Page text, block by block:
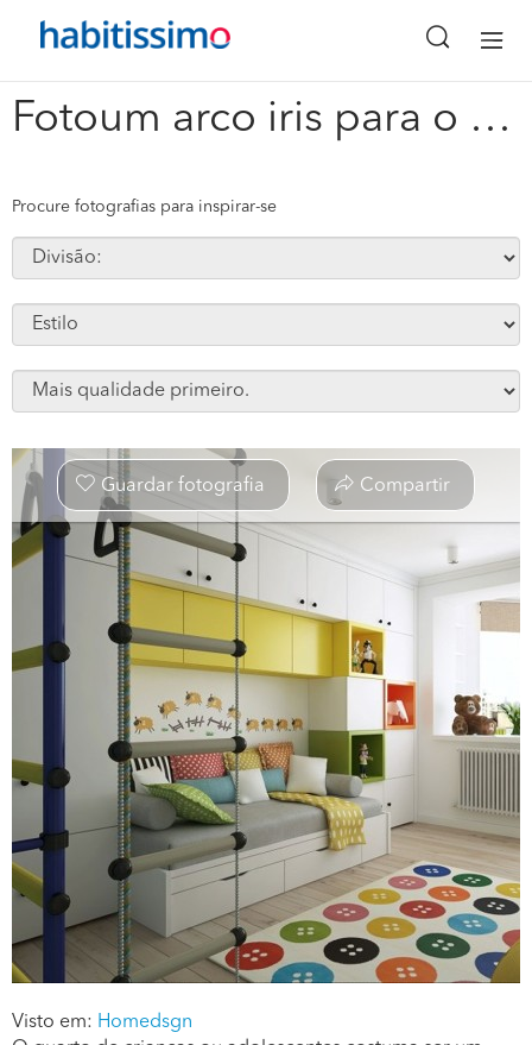
Fotoum arco iris para o seu quarto #60365
x
Procure fotografias para inspirar-se
Guardar fotografia Compartir
Visto em: Homedsgn